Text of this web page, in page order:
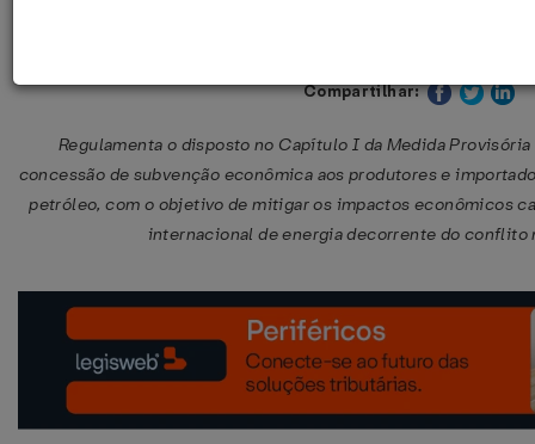
Compartilhar:
Regulamenta o disposto no Capítulo I da Medida
concessão de subvenção econômica aos produtores e
petróleo, com o objetivo de mitigar os impactos econômicos
internacional de energia decorrente do conflito